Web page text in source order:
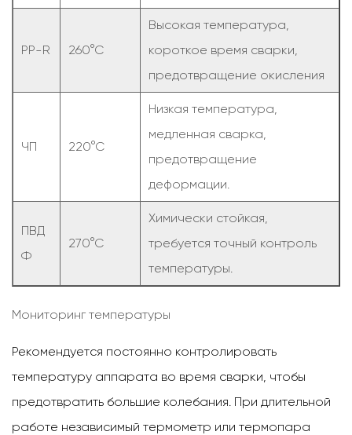
PP-R 260°С
Высокая температура,
короткое время сварки,
предотвращение окисления
ЧП 220°С
Низкая температура,
медленная сварка,
предотвращение
деформации.
ПВД
Ф
270°С
Химически стойкая,
требуется точный контроль
температуры.
Мониторинг температуры
Рекомендуется постоянно контролировать
температуру аппарата во время сварки, чтобы
предотвратить большие колебания. При длительной
работе независимый термометр или термопара